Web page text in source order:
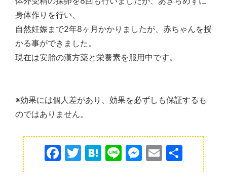
身体作りを行い、
自然妊娠まで2年8ヶ月かかりましたが、赤ちゃんを授
かる事ができました。
現在は安胎の漢方薬と栄養素を服用中です。
※効果には個人差があり、効果を必ずしも保証するも
のではありません。
F
a
T
w
H
at
Li
n
M
e
E
m 有